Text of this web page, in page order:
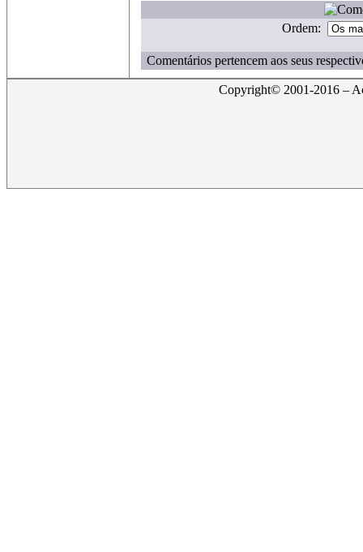
Ordem:
Comentários pertencem aos seus
Copyright© 2001-2016 –